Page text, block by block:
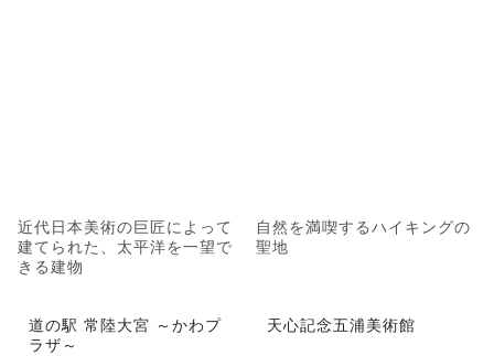
近代日本美術の巨匠によって
建てられた、太平洋を一望で
きる建物
自然を満喫するハイキングの
聖地
道の駅 常陸大宮 ～かわプ
ラザ～
天心記念五浦美術館